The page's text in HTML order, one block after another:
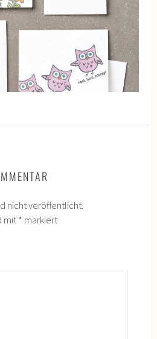
nicht veröffentlicht.
mit * markiert